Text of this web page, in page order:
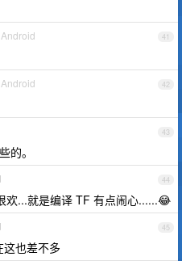
41
42
43
的。
44
欢...就是编译 TF 有点闹心......😂
45
也差不多